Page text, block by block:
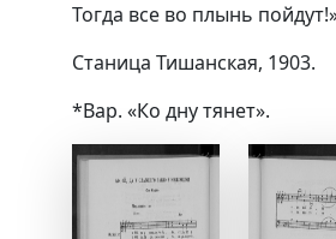
Тогда все во плынь
Станица Тишанская, 1903.
*Вар. «Ко дну тянет».